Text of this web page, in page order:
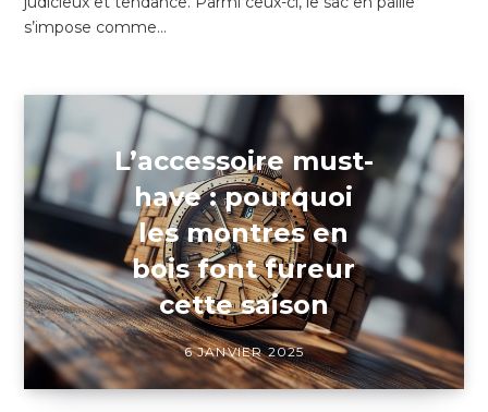
s’impose comme…
L’accessoire must-
have : pourquoi
les montres en
bois font fureur
cette saison
6 JANVIER 2025